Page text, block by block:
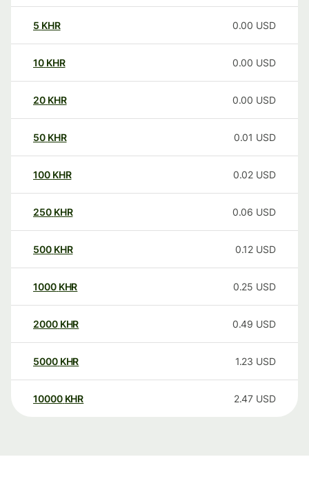
5 KHR 0.00 USD
10 KHR 0.00 USD
20 KHR 0.00 USD
50 KHR 0.01 USD
100 KHR 0.02 USD
250 KHR 0.06 USD
500 KHR 0.12 USD
1000 KHR 0.25 USD
2000 KHR 0.49 USD
5000 KHR 1.23 USD
10000 KHR 2.47 USD